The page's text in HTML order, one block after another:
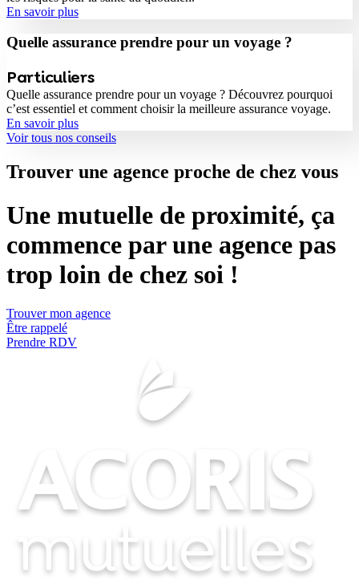
En savoir plus
Quelle assurance prendre pour un voyage ?
Particuliers
Quelle assurance prendre pour un voyage ? Découvrez pourquoi
c’est essentiel et comment choisir la meilleure assurance voyage.
En savoir plus
Voir tous nos conseils
Trouver une agence proche de chez vous
Une mutuelle de proximité, ça
commence par une agence pas
trop loin de chez soi !
Trouver mon agence
Être rappelé
Prendre RDV